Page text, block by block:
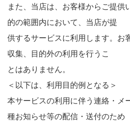
また、当店は、お客様からご提供
的の範囲内において、当店が提
供するサービスに利用します。お
収集、目的外の利用を行うこ
とはありません。
＜以下は、利用目的例となる＞
本サービスの利用に伴う連絡・メ
種お知らせ等の配信・送付のため